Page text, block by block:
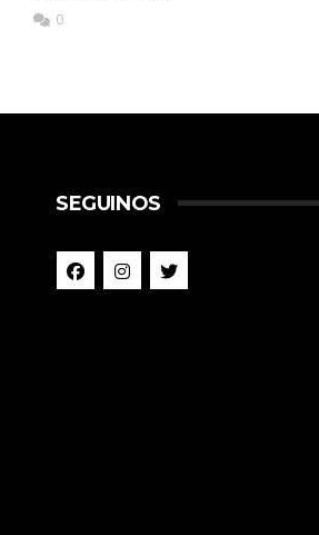
0
SEGUINOS